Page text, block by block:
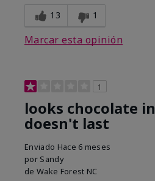
13 1
Marcar esta opinión
1
looks chocolate
doesn't last
Enviado Hace 6 meses
por Sandy
de Wake Forest NC